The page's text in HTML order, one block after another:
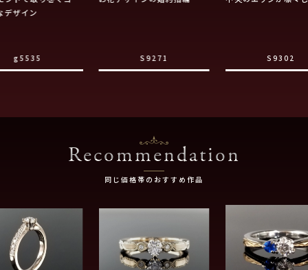
デザイン
g5535 S9271 S9302
Recommendation
同じ価格帯のおすすめ作品